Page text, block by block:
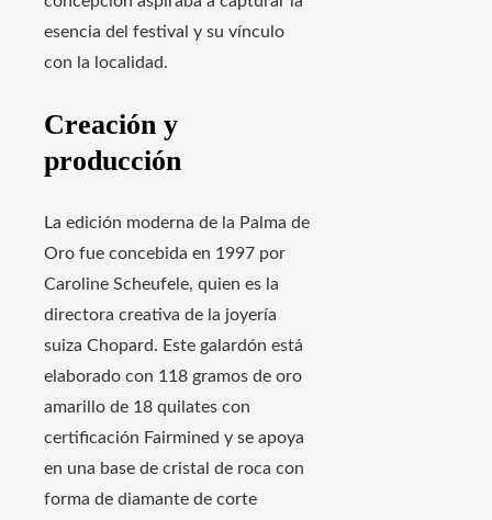
esencia del festival y su vínculo
con la localidad.
Creación y
producción
La edición moderna de la Palma de
Oro fue concebida en 1997 por
Caroline Scheufele, quien es la
directora creativa de la joyería
suiza Chopard. Este galardón está
elaborado con 118 gramos de oro
amarillo de 18 quilates con
certificación Fairmined y se apoya
en una base de cristal de roca con
forma de diamante de corte